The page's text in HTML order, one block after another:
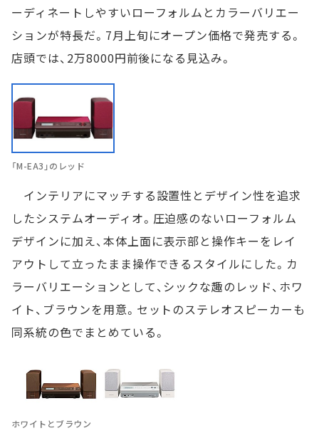
ーディネートしやすいローフォルムとカラーバリエー
ションが特長だ。7月上旬にオープン価格で発売する。
店頭では、2万8000円前後になる見込み。
「M-EA3」のレッド
インテリアにマッチする設置性とデザイン性を追求
したシステムオーディオ。圧迫感のないローフォルム
デザインに加え、本体上面に表示部と操作キーをレイ
アウトして立ったまま操作できるスタイルにした。カ
ラーバリエーションとして、シックな趣のレッド、ホワ
イト、ブラウンを用意。セットのステレオスピーカーも
同系統の色でまとめている。
ホワイトとブラウン